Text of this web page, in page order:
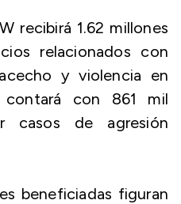
recibirá 1.62 millones
relacionados con
y violencia en
contará con 861 mil
casos de agresión
beneficiadas figuran